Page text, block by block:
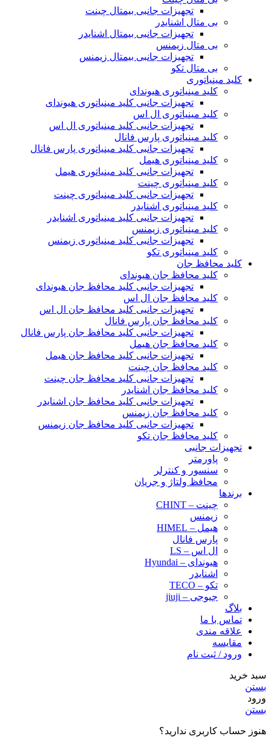
تجهیزات جانبی بیمتال چینت
بی متال اشنایدر
تجهیزات جانبی بیمتال اشنایدر
بی متال زیمنس
تجهیزات جانبی بیمتال زیمنس
بی متال تکو
کلید مینیاتوری
کلید مینیاتوری هیوندای
تجهیزات جانبی کلید مینیاتوری هیوندای
کلید مینیاتوری ال اس
تجهیزات جانبی کلید مینیاتوری ال اس
کلید مینیاتوری پارس فانال
تجهیزات جانبی کلید مینیاتوری پارس فانال
کلید مینیاتوری هیمل
تجهیزات جانبی کلید مینیاتوری هیمل
کلید مینیاتوری چینت
تجهیزات جانبی کلید مینیاتوری چینت
کلید مینیاتوری اشنایدر
تجهیزات جانبی کلید مینیاتوری اشنایدر
کلید مینیاتوری زیمنس
تجهیزات جانبی کلید مینیاتوری زیمنس
کلید مینیاتوری تکو
کلید محافظ جان
کلید محافظ جان هیوندای
تجهیزات جانبی کلید محافظ جان هیوندای
کلید محافظ جان ال اس
تجهیزات جانبی کلید محافظ جان ال اس
کلید محافظ جان پارس فانال
تجهیزات جانبی کلید محافظ جان پارس فانال
کلید محافظ جان هیمل
تجهیزات جانبی کلید محافظ جان هیمل
کلید محافظ جان چینت
تجهیزات جانبی کلید محافظ جان چینت
کلید محافظ جان اشنایدر
تجهیزات جانبی کلید محافظ جان اشنایدر
کلید محافظ جان زیمنس
تجهیزات جانبی کلید محافظ جان زیمنس
کلید محافظ جان تکو
تجهیزات جانبی
پاورمتر
سنسور و کنترلر
محافظ ولتاژ و‌ جریان
برندها
چینت – CHINT
زیمنس
هیمل – HIMEL
پارس فانال
ال اس – LS
هیوندای – Hyundai
اشنایدر
تکو – TECO
جیوجی – jiuji
بلاگ
تماس با ما
علاقه مندی
مقایسه
ورود / ثبت نام
سبد خرید
بستن
ورود
بستن
هنوز حساب کاربری ندارید؟